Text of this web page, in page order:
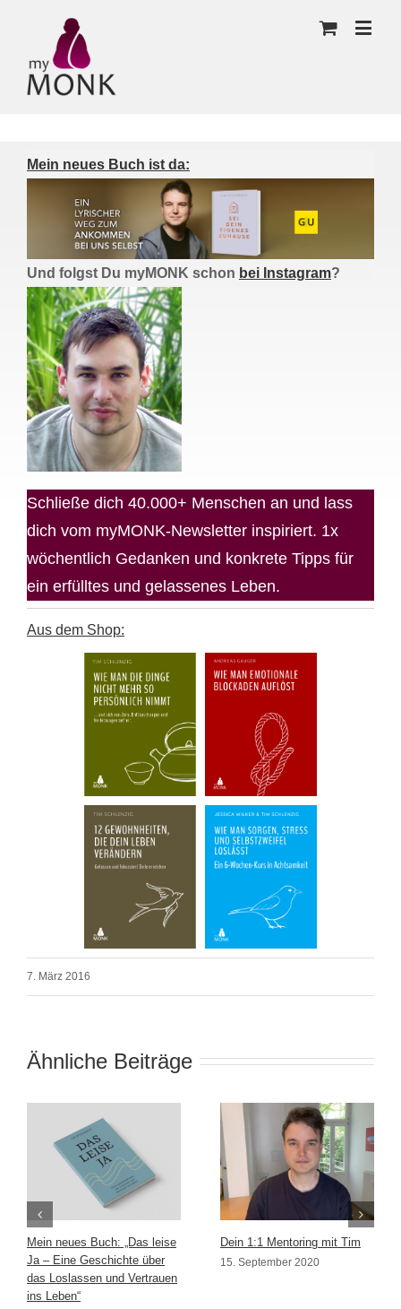
Mein neues Buch ist da:
Und folgst Du myMONK schon bei Instagram?
Schließe dich 40.000+ Menschen an und lass
dich vom myMONK-Newsletter inspiriert. 1x
wöchentlich Gedanken und konkrete Tipps für
ein erfülltes und gelassenes Leben.
Aus dem Shop:
7. März 2016
Ähnliche Beiträge
Mein neues Buch: „Das leise
Ja – Eine Geschichte über
das Loslassen und Vertrauen
ins Leben“
Dein 1:1 Mentoring mit Tim
15. September 2020